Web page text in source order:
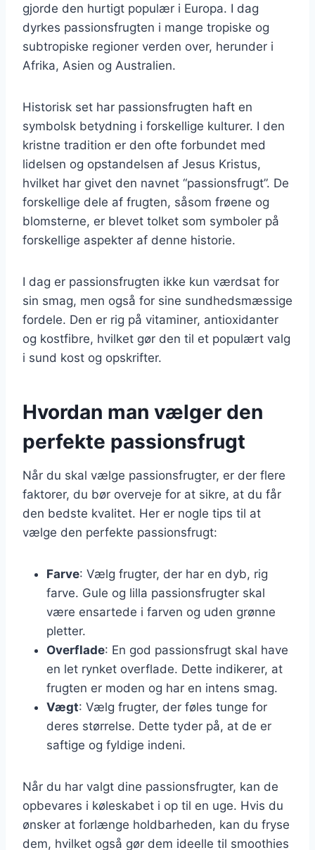
gjorde den hurtigt populær i Europa. I dag
dyrkes passionsfrugten i mange tropiske og
subtropiske regioner verden over, herunder i
Afrika, Asien og Australien.
Historisk set har passionsfrugten haft en
symbolsk betydning i forskellige kulturer. I den
kristne tradition er den ofte forbundet med
lidelsen og opstandelsen af Jesus Kristus,
hvilket har givet den navnet “passionsfrugt”. De
forskellige dele af frugten, såsom frøene og
blomsterne, er blevet tolket som symboler på
forskellige aspekter af denne historie.
I dag er passionsfrugten ikke kun værdsat for
sin smag, men også for sine sundhedsmæssige
fordele. Den er rig på vitaminer, antioxidanter
og kostfibre, hvilket gør den til et populært valg
i sund kost og opskrifter.
Hvordan man vælger den
perfekte passionsfrugt
Når du skal vælge passionsfrugter, er der flere
faktorer, du bør overveje for at sikre, at du får
den bedste kvalitet. Her er nogle tips til at
vælge den perfekte passionsfrugt:
Farve: Vælg frugter, der har en dyb, rig
farve. Gule og lilla passionsfrugter skal
være ensartede i farven og uden grønne
pletter.
Overflade: En god passionsfrugt skal have
en let rynket overflade. Dette indikerer, at
frugten er moden og har en intens smag.
Vægt: Vælg frugter, der føles tunge for
deres størrelse. Dette tyder på, at de er
saftige og fyldige indeni.
Når du har valgt dine passionsfrugter, kan de
opbevares i køleskabet i op til en uge. Hvis du
ønsker at forlænge holdbarheden, kan du fryse
dem, hvilket også gør dem ideelle til smoothies